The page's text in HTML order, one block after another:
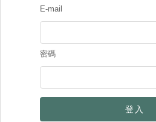
E-mail
密碼
登入